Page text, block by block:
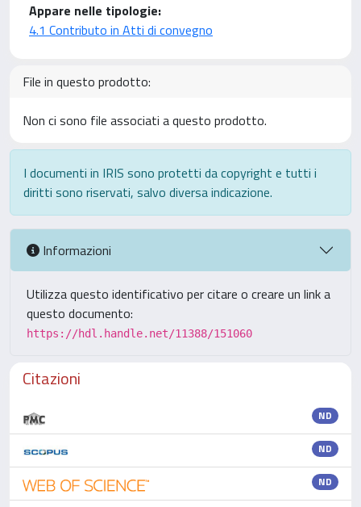
Appare nelle tipologie:
4.1 Contributo in Atti di convegno
File in questo prodotto:
Non ci sono file associati a questo prodotto.
I documenti in IRIS sono protetti da copyright e tutti i
diritti sono riservati, salvo diversa indicazione.
Informazioni
Utilizza questo identificativo per citare o creare un link a
questo documento:
https://hdl.handle.net/11388/151060
Citazioni
ND
ND
ND